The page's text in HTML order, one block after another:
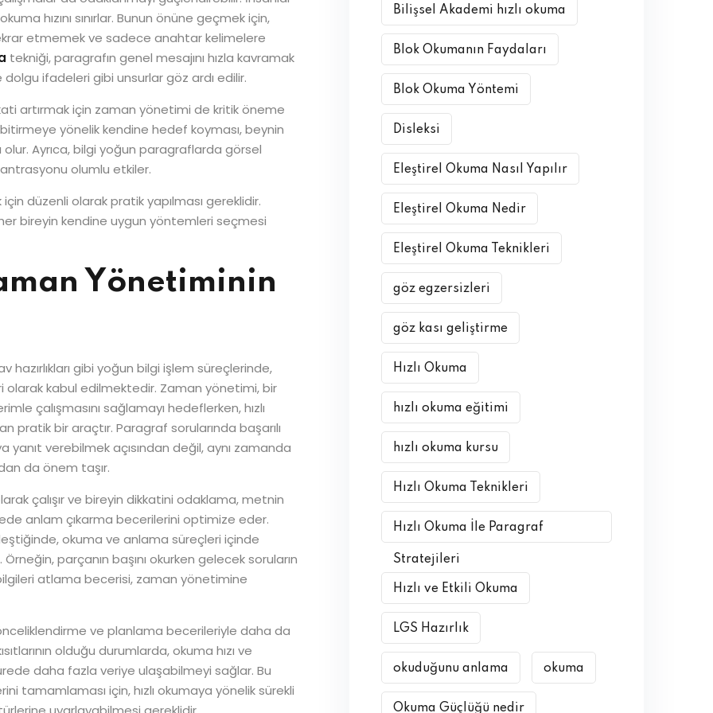
hızını sınırlar. Bunun önüne geçmek için,
etmemek ve sadece anahtar kelimelere
tekniği, paragrafın genel mesajını hızla kavramak
dolgu ifadeleri gibi unsurlar göz ardı edilir.
artırmak için zaman yönetimi de kritik öneme
yönelik kendine hedef koyması, beynin
Ayrıca, bilgi yoğun paragraflarda görsel
olumlu etkiler.
düzenli olarak pratik yapılması gereklidir.
bireyin kendine uygun yöntemleri seçmesi
Yönetiminin
hazırlıkları gibi yoğun bilgi işlem süreçlerinde,
kabul edilmektedir. Zaman yönetimi, bir
çalışmasını sağlamayı hedeflerken, hızlı
pratik bir araçtır. Paragraf sorularında başarılı
yanıt verebilmek açısından değil, aynı zamanda
da önem taşır.
çalışır ve bireyin dikkatini odaklama, metnin
anlam çıkarma becerilerini optimize eder.
okuma ve anlama süreçleri içinde
parçanın başını okurken gelecek soruların
atlama becerisi, zaman yönetimine
ve planlama becerileriyle daha da
olduğu durumlarda, okuma hızı ve
daha fazla veriye ulaşabilmeyi sağlar. Bu
tamamlaması için, hızlı okumaya yönelik sürekli
Bilişsel Akademi hızlı okuma
Blok Okumanın Faydaları
Blok Okuma Yöntemi
Disleksi
Eleştirel Okuma Nasıl Yapılır
Eleştirel Okuma Nedir
Eleştirel Okuma Teknikleri
göz egzersizleri
göz kası geliştirme
Hızlı Okuma
hızlı okuma eğitimi
hızlı okuma kursu
Hızlı Okuma Teknikleri
Hızlı Okuma İle Paragraf
Stratejileri
Hızlı ve Etkili Okuma
LGS Hazırlık
okuduğunu anlama okuma
Okuma Güçlüğü nedir